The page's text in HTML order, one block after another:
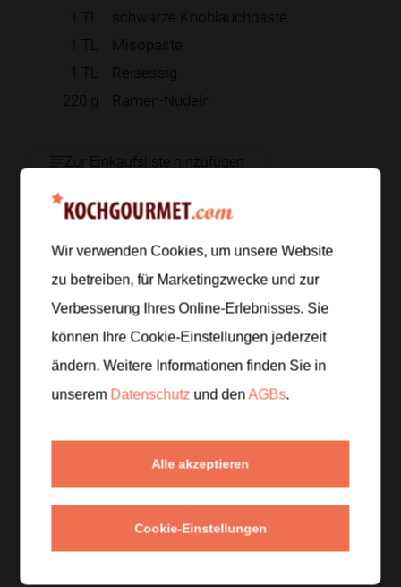
1 TL
schwarze Knoblauchpaste
1 TL
Misopaste
1 TL
Reisessig
220 g Ramen-Nudeln
Zur Einkaufsliste hinzufügen
Zubereitung
Schritt 1/6
Den Pak Choi waschen und vierteln, die Austernpilze
in Stücke zupfen und das Chiliöl zum Anrichten
bereitstellen.
anbraten, dann einige Minuten ruhen lassen.
Für die Brühe 780 ml Rinderbrühe, 2 EL Sojasauce, 1
Wir verwenden Cookies, um unsere Website
zu betreiben, für Marketingzwecke und zur
Verbesserung Ihres Online-Erlebnisses. Sie
können Ihre Cookie-Einstellungen jederzeit
ändern. Weitere Informationen finden Sie in
unserem Datenschutz und denAGBs.
Alle akzeptieren
Cookie-Einstellungen